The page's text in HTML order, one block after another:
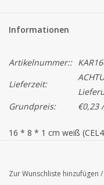
Informationen
Artikelnummer::
Lieferzeit:
Grundpreis:
€0,23
16 * 8 * 1 cm weiß
abweichen!
Zur Wunschliste hinzufügen /